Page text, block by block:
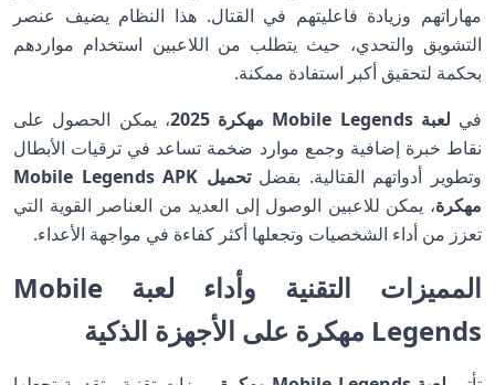
مهاراتهم وزيادة فاعليتهم في القتال. هذا النظام يضيف عنصر
التشويق والتحدي، حيث يتطلب من اللاعبين استخدام مواردهم
بحكمة لتحقيق أكبر استفادة ممكنة.
في لعبة Mobile Legends مهكرة 2025
، يمكن الحصول على
نقاط خبرة إضافية وجمع موارد ضخمة تساعد في ترقيات الأبطال
وتطوير أدواتهم القتالية. بفضل
تحميل Mobile Legends APK
مهكرة، يمكن للاعبين الوصول إلى العديد من العناصر القوية التي
تعزز من أداء الشخصيات وتجعلها أكثر كفاءة في مواجهة الأعداء.
المميزات التقنية وأداء لعبة Mobile
Legends مهكرة على الأجهزة الذكية